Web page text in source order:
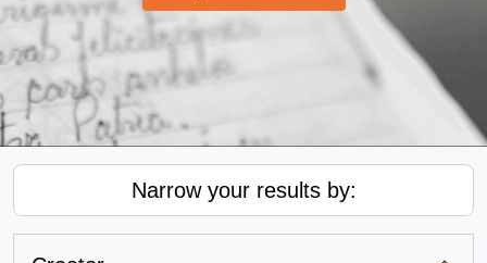
Narrow your results by: